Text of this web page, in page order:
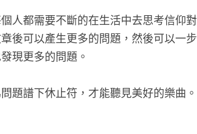
人都需要不斷的在生活中去思考信仰
後可以產生更多的問題，然後可以一
現更多的問題。
題譜下休止符，才能聽見美好的樂曲。